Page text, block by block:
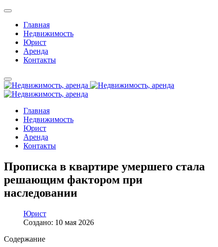
Главная
Недвижимость
Юрист
Аренда
Контакты
Главная
Недвижимость
Юрист
Аренда
Контакты
Прописка в квартире умершего стала
решающим фактором при
наследовании
Юрист
Создано: 10 мая 2026
Содержание